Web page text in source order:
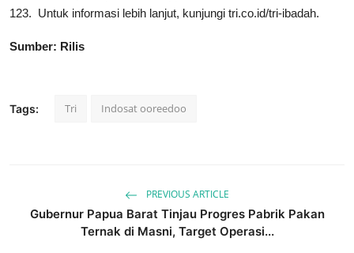
123. Untuk informasi lebih lanjut, kunjungi tri.co.id/tri-ibadah.
Sumber: Rilis
Tags: Tri Indosat ooreedoo
PREVIOUS ARTICLE
Gubernur Papua Barat Tinjau Progres Pabrik Pakan
Ternak di Masni, Target Operasi...